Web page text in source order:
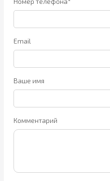
Email
Ваше имя
Комментарий